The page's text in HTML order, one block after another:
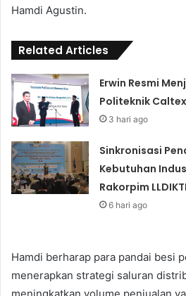
Hamdi Agustin.
Related Articles
Erwin Resmi
Politeknik
3 hari ago
Sinkronisasi
Kebutuhan
Rakorpim
6 hari ago
Hamdi berharap para pandai besi
menerapkan strategi saluran